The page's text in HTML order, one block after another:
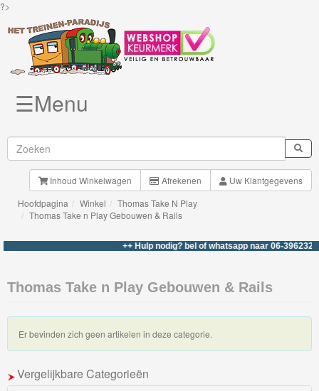
?>
Brio
Treinen
BigJigs
&
My
World
Treinen
☰Menu
Inhoud Winkelwagen Afrekenen
Uw Klantgegevens
Hoofdpagina
Winkel
Thomas Take N Play
Thomas Take n Play Gebouwen & Rails
++ Hulp nodig? bel of whatsapp naar 06-39623276
Thomas Take n Play Gebouwen & Rails
Er bevinden zich geen artikelen in deze categorie.
Vergelijkbare Categorieën